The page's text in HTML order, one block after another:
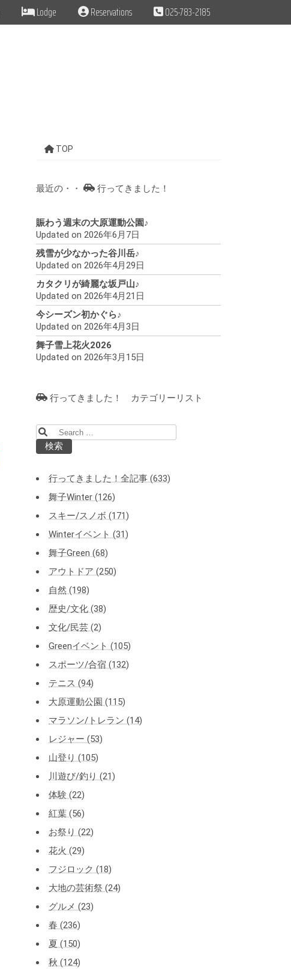
Lodge Reservations 025-783-2185
TOP
最近の・・ 行ってきました！
賑わう週末の大原運動公園♪
Updated on 2026年6月7日
残雪が少なかった谷川岳♪
Updated on 2026年4月29日
カタクリが綺麗な坂戸山♪
Updated on 2026年4月21日
今シーズン初かぐら♪
Updated on 2026年4月3日
舞子雪上花火2026
Updated on 2026年3月15日
行ってきました！ カテゴリーリスト
索:
行ってきました！全記事 (633)
舞子Winter (126)
スキー/スノボ (171)
Winterイベント (31)
舞子Green (68)
アウトドア (250)
自然 (198)
歴史/文化 (38)
文化/民芸 (2)
Greenイベント (105)
スポーツ/合宿 (132)
テニス (94)
大原運動公園 (115)
マラソン/トレラン (14)
レジャー (53)
山登り (105)
川遊び/釣り (21)
体験 (22)
紅葉 (56)
お祭り (22)
花火 (29)
フジロック (18)
大地の芸術祭 (24)
グルメ (23)
春 (236)
夏 (150)
秋 (124)